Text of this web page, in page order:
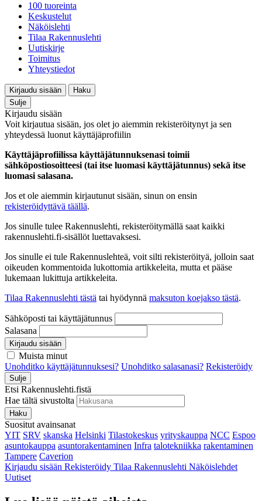
100 tuoreinta
Keskustelut
Näköislehti
Tilaa Rakennuslehti
Uutiskirje
Toimitus
Yhteystiedot
Kirjaudu sisään
Haku
Sulje
Kirjaudu sisään
Voit kirjautua sisään, jos olet jo aiemmin rekisteröitynyt ja sen
yhteydessä luonut käyttäjäprofiilin
Käyttäjäprofiilissa käyttäjätunnuksenasi toimii
sähköpostiosoitteesi (tai itse luomasi käyttäjätunnus) sekä itse
luomasi salasana.
Jos et ole aiemmin kirjautunut sisään, sinun on ensin
rekisteröidyttävä täällä.
Jos sinulle tulee Rakennuslehti, rekisteröitymällä saat kaikki
rakennuslehti.fi-sisällöt luettavaksesi.
Jos sinulle ei tule Rakennuslehteä, voit silti rekisteröityä, jolloin saat
oikeuden kommentoida lukottomia artikkeleita, mutta et pääse
lukemaan lukittuja artikkeleita.
Tilaa Rakennuslehti tästä tai hyödynnä maksuton koejakso tästä.
Sähköposti tai käyttäjätunnus
Salasana
Kirjaudu sisään
Muista minut
Unohditko käyttäjätunnuksesi? Unohditko salasanasi? Rekisteröidy
Sulje
Etsi Rakennuslehti.fistä
Hae tältä sivustolta
Haku
Suositut avainsanat
YIT SRV skanska Helsinki Tilastokeskus yrityskauppa NCC Espoo
asuntokauppa asuntorakentaminen Infra talotekniikka rakentaminen
Tampere Caverion
Kirjaudu sisään Rekisteröidy Tilaa Rakennuslehti Näköislehdet
Uutiset